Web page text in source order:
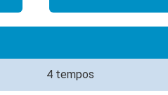
4 tempos